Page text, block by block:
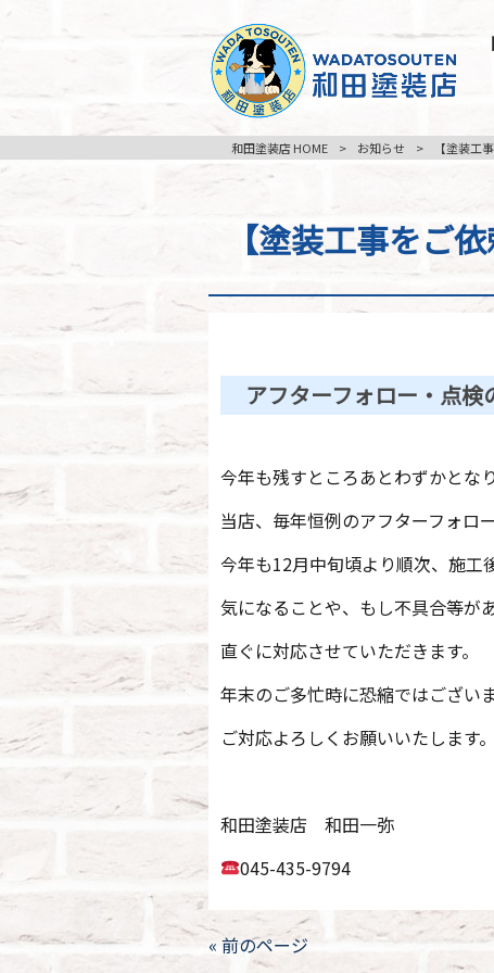
和田塗装店 HOME > お知らせ > 【塗装工
【塗装工事をご
アフターフォロー・点検
今年も残すところあとわずかとな
当店、毎年恒例のアフターフォロ
今年も12月中旬頃より順次、施工
気になることや、もし不具合等が
直ぐに対応させていただきます。
年末のご多忙時に恐縮ではございま
ご対応よろしくお願いいたします。
和田塗装店 和田一弥
045-435-9794
« 前のページ